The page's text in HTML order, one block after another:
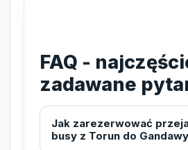
FAQ -
zadawane
Jak zarezerwować
busy z Torun do